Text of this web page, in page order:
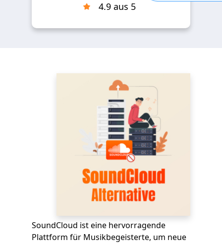
4.9 aus 5
SoundCloud ist eine hervorragende
Plattform für Musikbegeisterte, um neue